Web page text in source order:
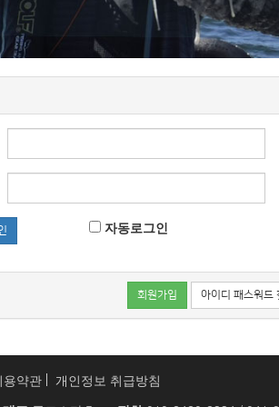
자동로그인
회원가입 아이디 패스워드
용약관
개인정보 취급방침